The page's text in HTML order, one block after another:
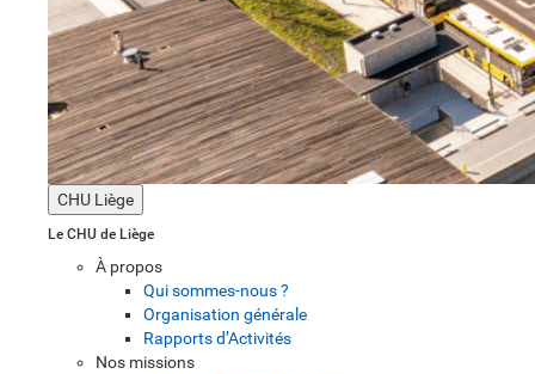
CHU Liège
Le CHU de Liège
À propos
Qui sommes-nous ?
Organisation générale
Rapports d’Activités
Nos missions